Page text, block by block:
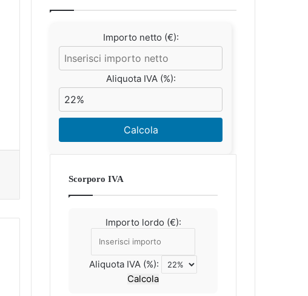
Importo netto (€):
Aliquota IVA (%):
Calcola
Scorporo IVA
Importo lordo (€):
Aliquota IVA (%):
Calcola